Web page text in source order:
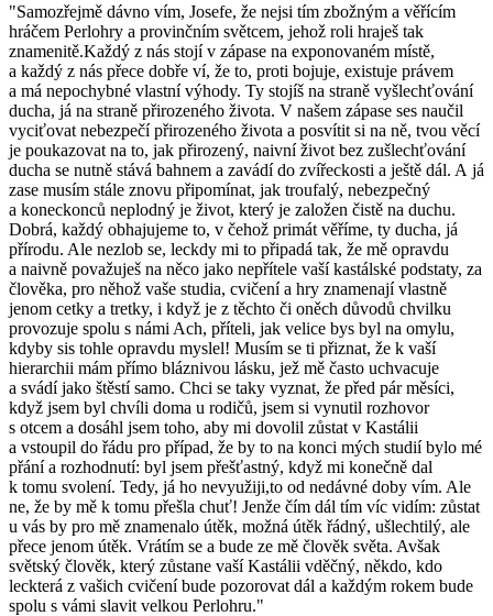
"Samozřejmě dávno vím, Josefe, že nejsi tím zbožným a věřícím
hráčem Perlohry a provinčním světcem, jehož roli hraješ tak
znamenitě.Každý z nás stojí v zápase na exponovaném místě,
a každý z nás přece dobře ví, že to, proti bojuje, existuje právem
a má nepochybné vlastní výhody. Ty stojíš na straně vyšlechťování
ducha, já na straně přirozeného života. V našem zápase ses naučil
vyciťovat nebezpečí přirozeného života a posvítit si na ně, tvou věcí
je poukazovat na to, jak přirozený, naivní život bez zušlechťování
ducha se nutně stává bahnem a zavádí do zvířeckosti a ještě dál. A já
zase musím stále znovu připomínat, jak troufalý, nebezpečný
a koneckonců neplodný je život, který je založen čistě na duchu.
Dobrá, každý obhajujeme to, v čehož primát věříme, ty ducha, já
přírodu. Ale nezlob se, leckdy mi to připadá tak, že mě opravdu
a naivně považuješ na něco jako nepřítele vaší kastálské podstaty, za
člověka, pro něhož vaše studia, cvičení a hry znamenají vlastně
jenom cetky a tretky, i když je z těchto či oněch důvodů chvilku
provozuje spolu s námi Ach, příteli, jak velice bys byl na omylu,
kdyby sis tohle opravdu myslel! Musím se ti přiznat, že k vaší
hierarchii mám přímo bláznivou lásku, jež mě často uchvacuje
a svádí jako štěstí samo. Chci se taky vyznat, že před pár měsíci,
když jsem byl chvíli doma u rodičů, jsem si vynutil rozhovor
s otcem a dosáhl jsem toho, aby mi dovolil zůstat v Kastálii
a vstoupil do řádu pro případ, že by to na konci mých studií bylo mé
přání a rozhodnutí: byl jsem přešťastný, když mi konečně dal
k tomu svolení. Tedy, já ho nevyužiji,to od nedávné doby vím. Ale
ne, že by mě k tomu přešla chuť! Jenže čím dál tím víc vidím: zůstat
u vás by pro mě znamenalo útěk, možná útěk řádný, ušlechtilý, ale
přece jenom útěk. Vrátím se a bude ze mě člověk světa. Avšak
světský člověk, který zůstane vaší Kastálii vděčný, někdo, kdo
leckterá z vašich cvičení bude pozorovat dál a každým rokem bude
spolu s vámi slavit velkou Perlohru."